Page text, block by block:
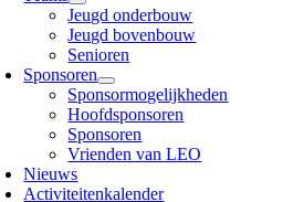
Jeugd onderbouw
Jeugd bovenbouw
Senioren
Sponsoren
Sponsormogelijkheden
Hoofdsponsoren
Sponsoren
Vrienden van LEO
Nieuws
Activiteitenkalender